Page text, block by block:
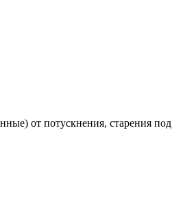
от потускнения, старения под